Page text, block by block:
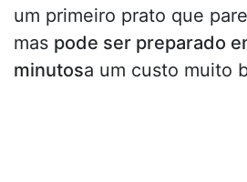
um primeiro prato que
mas pode ser preparado
minutosa um custo muito